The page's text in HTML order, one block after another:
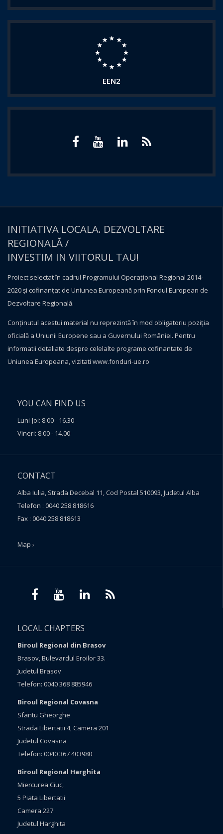
EEN2
INITIATIVA LOCALA. DEZVOLTARE
REGIONALĂ /
INVESTIM IN VIITORUL TAU!
Proiect selectat în cadrul Programului Operațional Regional 2014-
2020 și cofinanțat de Uniunea Europeană prin Fondul European de
Dezvoltare Regională.
Conţinutul acestui material nu reprezintă în mod obligatoriu poziţia
oficială a Uniunii Europene sau a Guvernului României. Pentru
informatii detaliate despre celelalte programe cofinantate de
Uniunea Europeana, vizitati www.fonduri-ue.ro
YOU CAN FIND US
Luni-Joi: 8.00 - 16.30
Vineri: 8.00 - 14.00
CONTACT
Alba Iulia, Strada Decebal 11, Cod Postal 510093, Judetul Alba
Telefon : 0040 258 818616
Fax : 0040 258 818613
Map ›
LOCAL CHAPTERS
Biroul Regional din Brasov
Brasov, Bulevardul Eroilor 33.
Judetul Brasov
Telefon: 0040 368 885946
Biroul Regional Covasna
Sfantu Gheorghe
Strada Libertatii 4, Camera 201
Judetul Covasna
Telefon: 0040 367 403980
Biroul Regional Harghita
Miercurea Ciuc,
5 Piata Libertatii
Camera 227
Judetul Harghita